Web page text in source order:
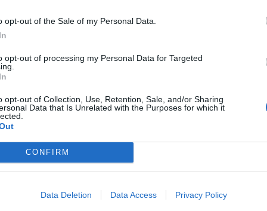
opt-out of the Sale of my Personal Data.
opt-out of processing my Personal Data for Targeted
opt-out of Collection, Use, Retention, Sale, and/or Sharing
Data that Is Unrelated with the Purposes for which it
CONFIRM
Data Deletion Data Access Privacy Policy
Mirė garsi lietuvių aktorė: „Jos vaidmenys išliks
teatro istorijoje“